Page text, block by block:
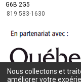
G6B 2G5
819 583-1630
Conception et design :
Nous collectons et
améliorer votre